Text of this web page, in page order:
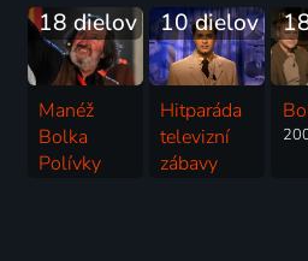
18 dielov
Manéž
Bolka
Polívky
10 dielov
Hitparáda
televizní
zábavy